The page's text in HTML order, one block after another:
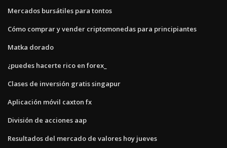
Mercados bursátiles para tontos
Cómo comprar y vender criptomonedas para principiantes
Matka dorado
¿puedes hacerte rico en forex_
Clases de inversión gratis singapur
Aplicación móvil caxton fx
División de acciones aap
Resultados del mercado de valores hoy jueves